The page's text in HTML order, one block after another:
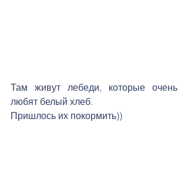
Там живут лебеди, которые очень
любят белый хлеб.
Пришлось их покормить))